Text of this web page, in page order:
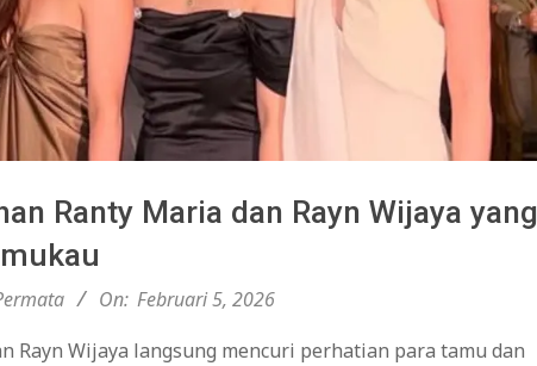
Ranty Maria dan Rayn Wijaya yang
On: Februari 5, 2026
Rayn Wijaya langsung mencuri perhatian para tamu dan